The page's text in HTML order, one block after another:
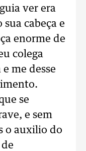
ver era
cabeça e
enorme de
colega
me desse
se
e sem
o auxilio do